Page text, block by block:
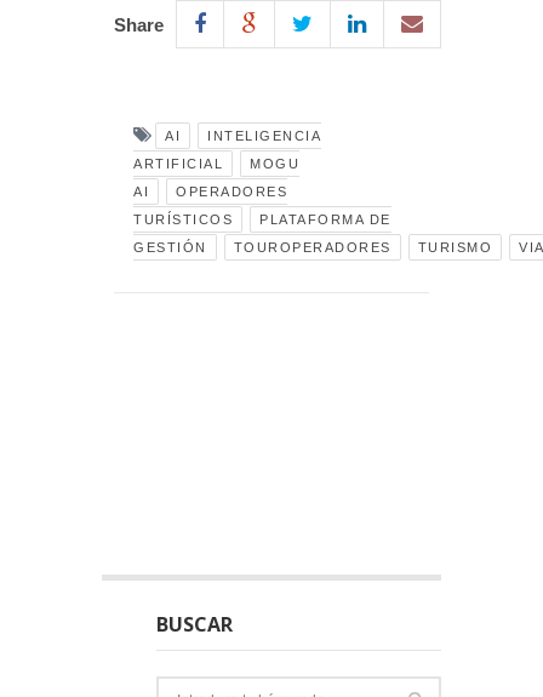
Share
AI
INTELIGENCIA
ARTIFICIAL
MOGU
AI
OPERADORES
TURÍSTICOS
PLATAFORMA DE
GESTIÓN
TOUROPERADORES TURISMO
BUSCAR